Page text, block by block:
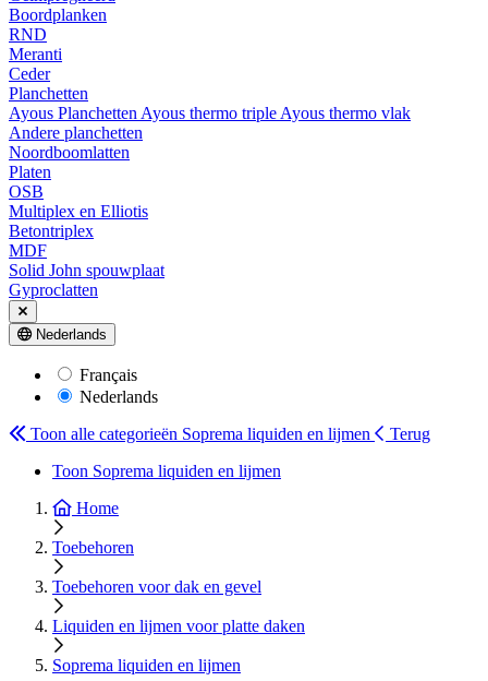
Boordplanken
RND
Meranti
Ceder
Planchetten
Ayous Planchetten Ayous thermo triple Ayous thermo vlak
Andere planchetten
Noordboomlatten
Platen
OSB
Multiplex en Elliotis
Betontriplex
MDF
Solid John spouwplaat
Gyproclatten
Nederlands
Français
Nederlands
Toon alle categorieën Soprema liquiden en lijmen
Terug
Toon Soprema liquiden en lijmen
Home
Toebehoren
Toebehoren voor dak en gevel
Liquiden en lijmen voor platte daken
Soprema liquiden en lijmen